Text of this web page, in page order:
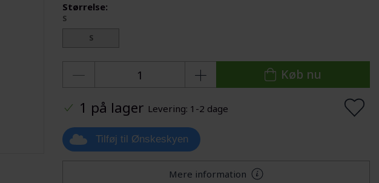
Størrelse:
S
S
Køb nu
1 på lager Levering: 1-2 dage
Tilføj til Ønskeskyen
Mere information